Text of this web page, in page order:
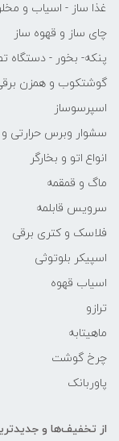
غذا ساز - اسیاب و
چای ساز و قهوه ساز
پنکه- بخور - دستگاه
گوشتکوب و همزن
اسپرسوساز
سشوار وبرس حرارتی و
انواع اتو و بخارگر
ماگ و قمقمه
سرویس قابلمه
فلاسک و کتری برقی
اسپیکر بلوتوثی
اسیاب قهوه
ترازو
ماهیتابه
چرخ گوشت
پاوربانک
از تخفیف‌ها و